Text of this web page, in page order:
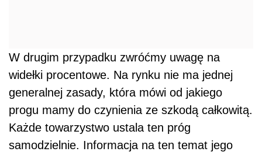
W drugim przypadku zwróćmy uwagę na
widełki procentowe. Na rynku nie ma jednej
generalnej zasady, która mówi od jakiego
progu mamy do czynienia ze szkodą całkowitą.
Każde towarzystwo ustala ten próg
samodzielnie. Informacja na ten temat jego